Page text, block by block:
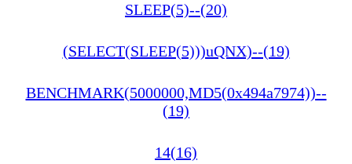
SLEEP(5)--(20)
(SELECT(SLEEP(5)))uQNX)--(19)
BENCHMARK(5000000,MD5(0x494a7974))--
(19)
14(16)